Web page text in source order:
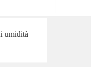
umidità